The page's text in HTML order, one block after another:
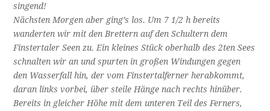
singend!
Nächsten Morgen aber ging’s los. Um 7 1/2 h bereits
wanderten wir mit den Brettern auf den Schultern dem
Finstertaler Seen zu. Ein kleines Stück oberhalb des 2ten Sees
schnalten wir an und spurten in großen Windungen gegen
den Wasserfall hin, der vom Finstertalferner herabkommt,
daran links vorbei, über steile Hänge nach rechts hinüber.
Bereits in gleicher Höhe mit dem unteren Teil des Ferners,